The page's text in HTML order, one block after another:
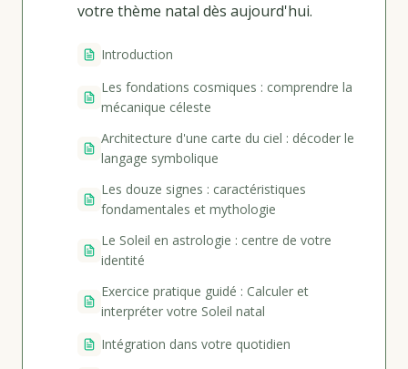
votre thème natal dès aujourd'hui.
Introduction
Les fondations cosmiques : comprendre la
mécanique céleste
Architecture d'une carte du ciel : décoder le
langage symbolique
Les douze signes : caractéristiques
fondamentales et mythologie
Le Soleil en astrologie : centre de votre
identité
Exercice pratique guidé : Calculer et
interpréter votre Soleil natal
Intégration dans votre quotidien